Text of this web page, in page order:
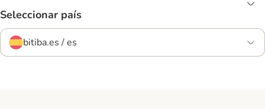
Seleccionar país
bitiba.es / es